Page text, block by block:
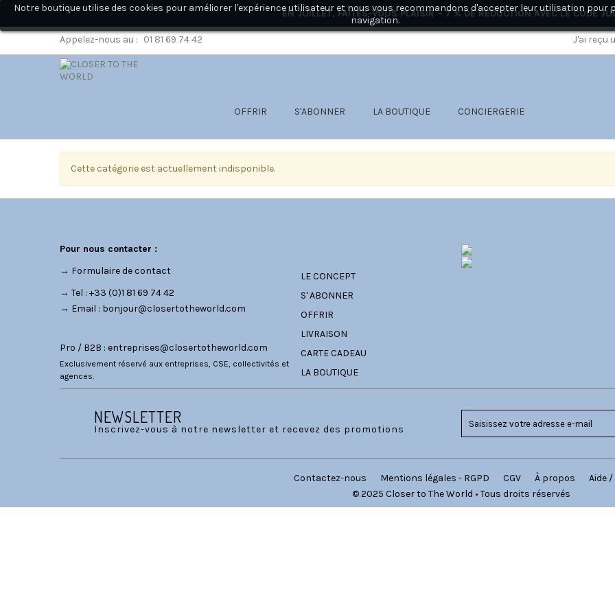
EN JUILLET, FAITES-VOUS PLAISIR – 7 % DE RÉDUCTION AVEC LE CODE
Appelez-nous au : 01 81 69 74 42 J'ai reçu
OFFRIR S'ABONNER LA BOUTIQUE CONCIERGERIE
Notre boutique utilise des cookies pour améliorer l'expérience utilisateur et nous vous recommandons d'accepter leur utilisation pour
navigation.
Cette catégorie est actuellement indisponible.
Pour nous contacter :
→ Formulaire de contact
→ Tel : +33 (0)1 81 69 74 42
→ Email : bonjour@closertotheworld.com
Pro / B2B : entreprises@closertotheworld.com
Exclusivement réservé aux entreprises, CSE, collectivités et
agences.
LE CONCEPT
S' ABONNER
OFFRIR
LIVRAISON
CARTE CADEAU
LA BOUTIQUE
NEWSLETTER
Inscrivez-vous à notre newsletter et recevez des promotions
Contactez-nous Mentions légales - RGPD CGV À propos
Aide /
© 2025 Closer to The World • Tous droits réservés